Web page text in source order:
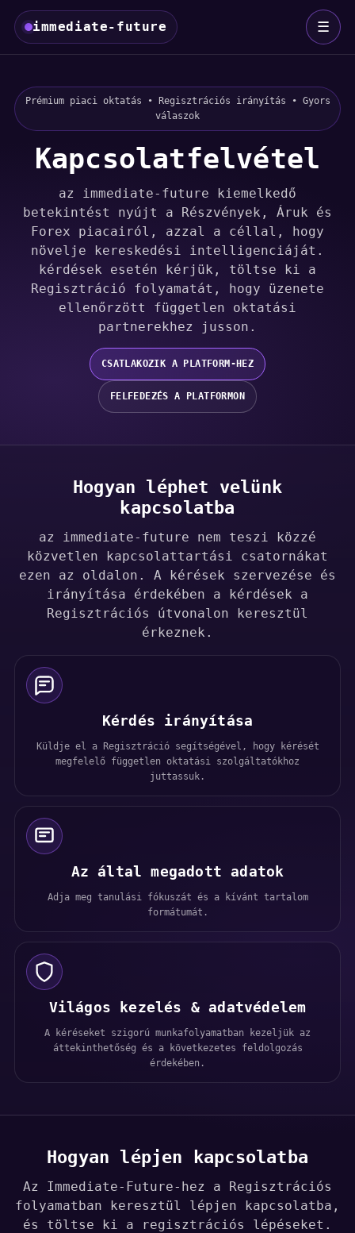
immediate-future ☰
Prémium piaci oktatás • Regisztrációs irányítás • Gyors
válaszok
Kapcsolatfelvétel
az immediate-future kiemelkedő
betekintést nyújt a Részvények, Áruk és
Forex piacairól, azzal a céllal, hogy
növelje kereskedési intelligenciáját.
kérdések esetén kérjük, töltse ki a
Regisztráció folyamatát, hogy üzenete
ellenőrzött független oktatási
partnerekhez jusson.
CSATLAKOZIK A PLATFORM-HEZ
FELFEDEZÉS A PLATFORMON
Hogyan léphet velünk
kapcsolatba
az immediate-future nem teszi közzé
közvetlen kapcsolattartási csatornákat
ezen az oldalon. A kérések szervezése és
irányítása érdekében a kérdések a
Regisztrációs útvonalon keresztül
érkeznek.
Kérdés irányítása
Küldje el a Regisztráció segítségével, hogy kérését
megfelelő független oktatási szolgáltatókhoz
juttassuk.
Az által megadott adatok
Adja meg tanulási fókuszát és a kívánt tartalom
formátumát.
Világos kezelés & adatvédelem
A kéréseket szigorú munkafolyamatban kezeljük az
áttekinthetőség és a következetes feldolgozás
érdekében.
Hogyan lépjen kapcsolatba
Az Immediate-Future-hez a Regisztrációs
folyamatban keresztül lépjen kapcsolatba,
és töltse ki a regisztrációs lépéseket.